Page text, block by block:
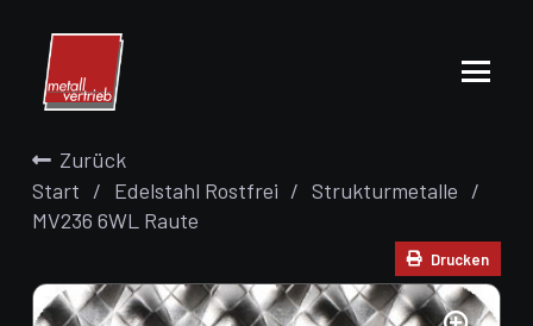
Zurück
Start / Edelstahl Rostfrei / Strukturmetalle /
MV236 6WL Raute
Drucken